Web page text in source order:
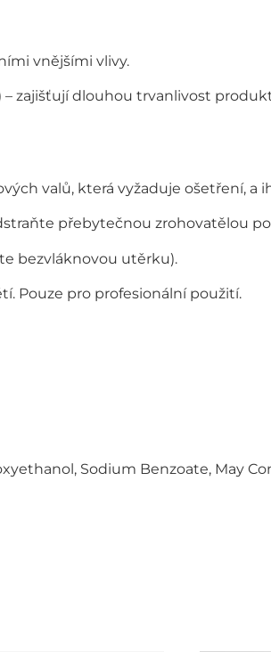
vnějšími vlivy.
zajišťují dlouhou trvanlivost
valů, která vyžaduje ošetření, a
přebytečnou zrohovatělou
bezvláknovou utěrku).
Pouze pro profesionální použití.
Sodium Benzoate, May